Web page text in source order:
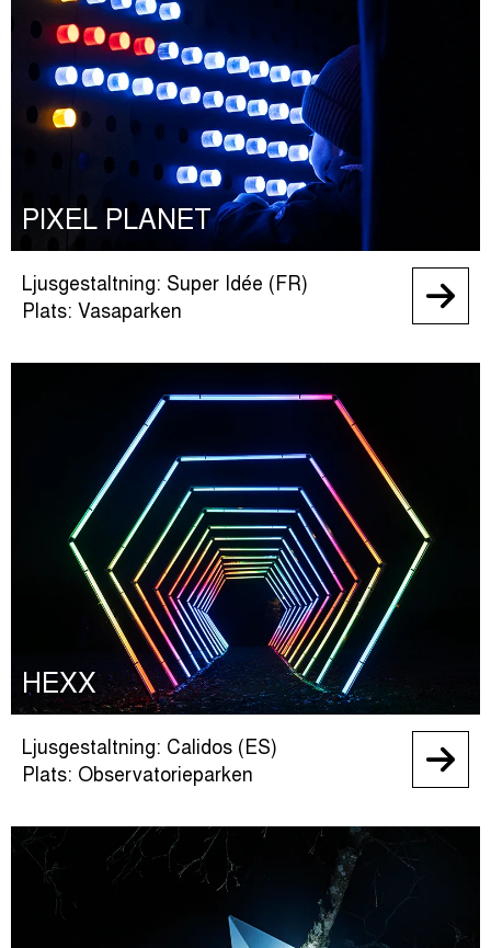
PIXEL PLANET
Ljusgestaltning: Super Idée (FR)
Plats: Vasaparken
HEXX
Ljusgestaltning: Calidos (ES)
Plats: Observatorieparken